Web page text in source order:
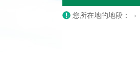
您所在地的地段： ›